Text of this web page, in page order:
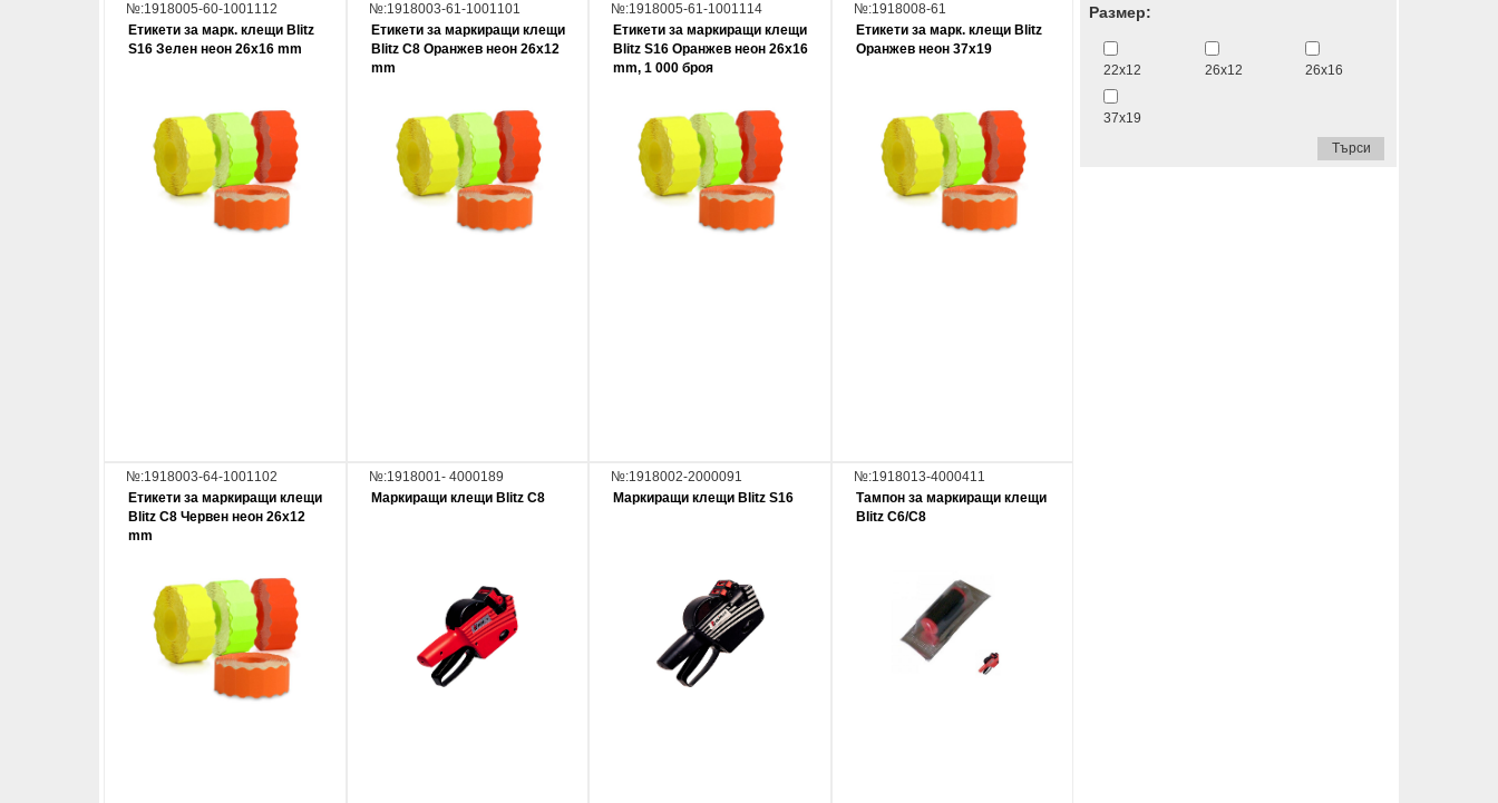
№:1918005-60-1001112
Етикети за марк. клещи Blitz
S16 Зелен неон 26x16 mm
№:1918003-61-1001101
Етикети за маркиращи клещи
Blitz C8 Оранжев неон 26x12
mm
№:1918005-61-1001114
Етикети за маркиращи клещи
Blitz S16 Оранжев неон 26x16
mm, 1 000 броя
№:1918008-61
Етикети за марк. клещи Blitz
Оранжев неон 37х19
№:1918003-64-1001102
Етикети за маркиращи клещи
Blitz C8 Червен неон 26x12
mm
№:1918001- 4000189
Маркиращи клещи Blitz C8
№:1918002-2000091
Маркиращи клещи Blitz S16
№:1918013-4000411
Тампон за маркиращи клещи
Blitz С6/С8
Размер:
22x12 26x12 26x16
37x19